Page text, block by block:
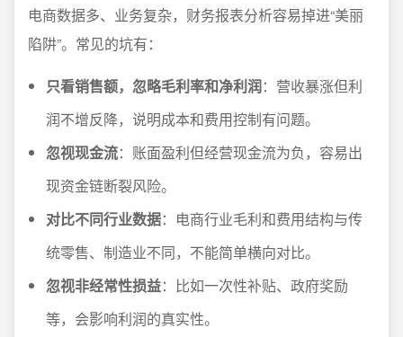
电商数据多、业务复杂，财务报表分析容易掉进“美丽
陷阱”。常见的坑有：
只看销售额，忽略毛利率和净利润：营收暴涨但利
润不增反降，说明成本和费用控制有问题。
忽视现金流：账面盈利但经营现金流为负，容易出
现资金链断裂风险。
对比不同行业数据：电商行业毛利和费用结构与传
统零售、制造业不同，不能简单横向对比。
忽视非经常性损益：比如一次性补贴、政府奖励
等，会影响利润的真实性。